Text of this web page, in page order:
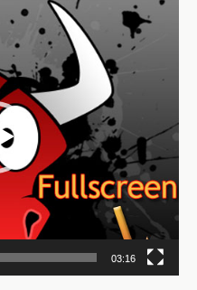
03:16